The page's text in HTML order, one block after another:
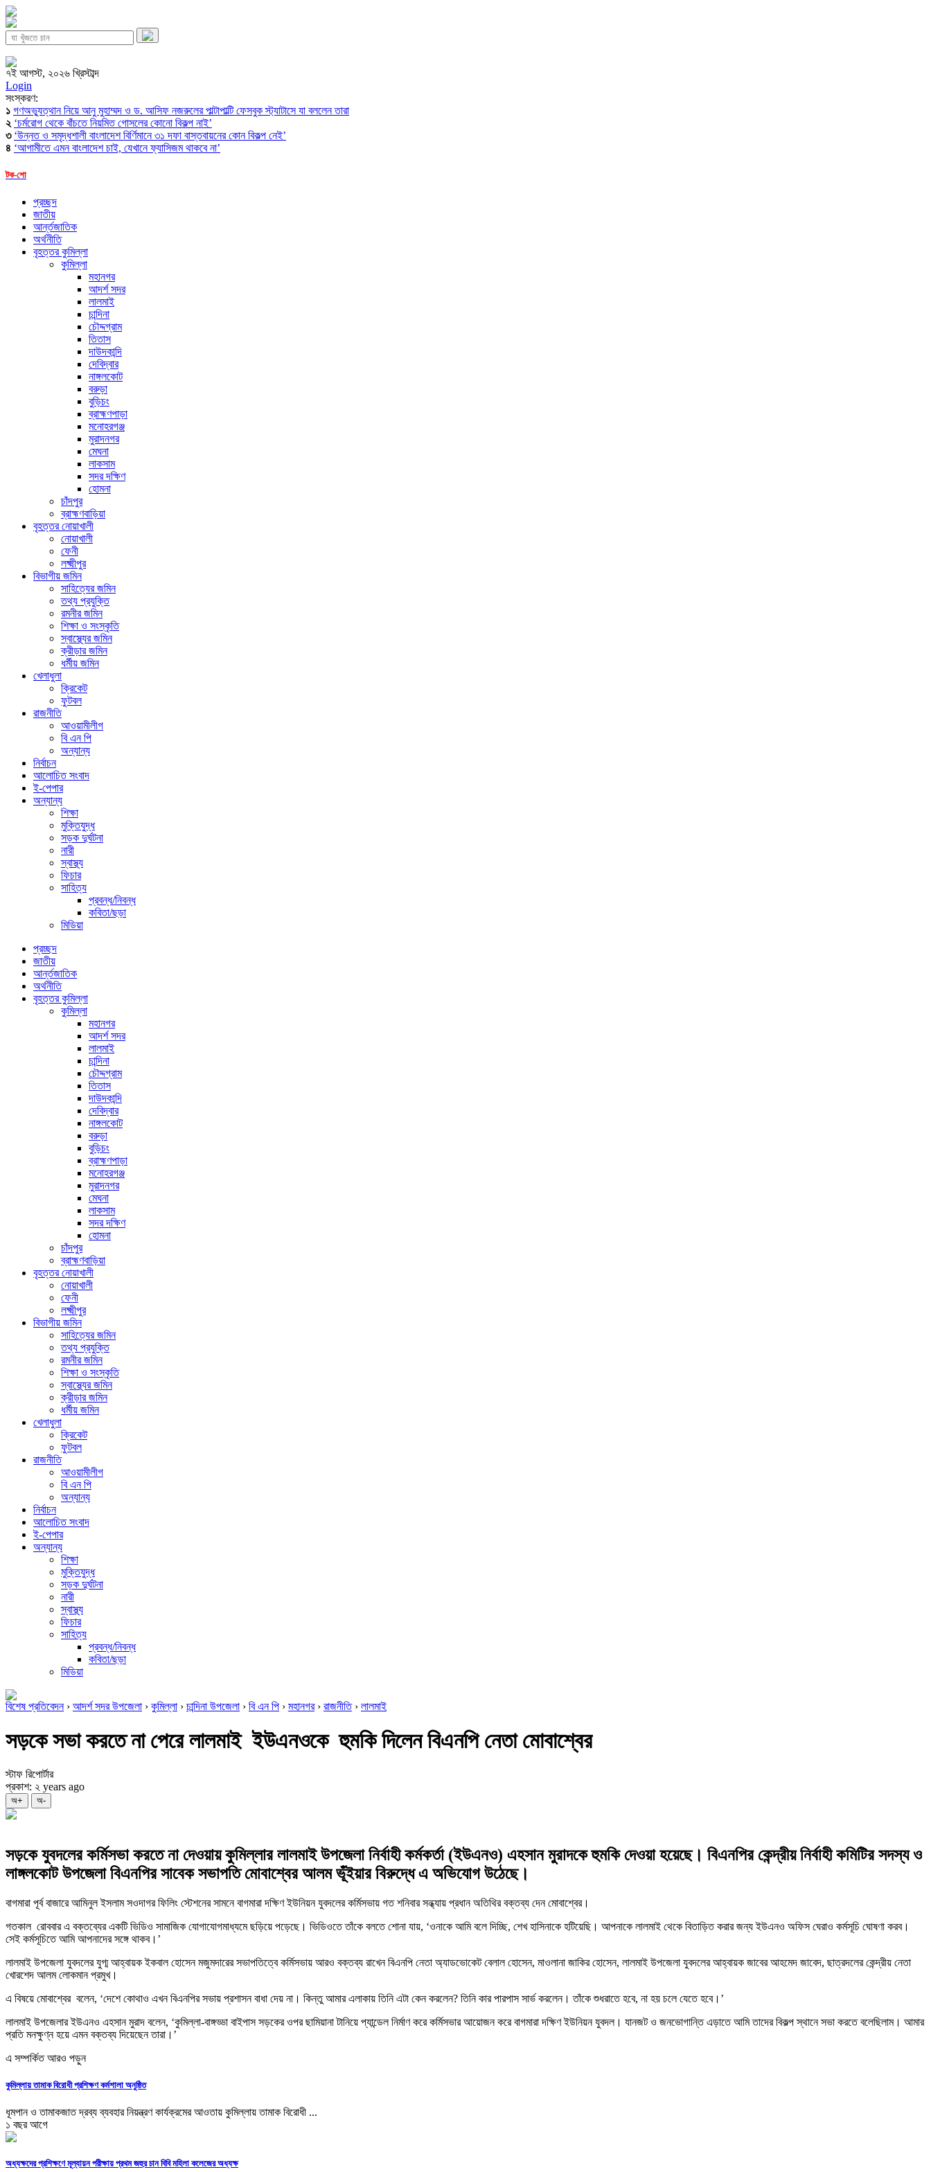
৭ই আগস্ট, ২০২৬ খ্রিস্টাব্দ
Login
সংস্করণ:
১ গণঅভ্যুত্থান নিয়ে আনু মুহাম্মদ ও ড. আসিফ নজরুলের পাল্টাপাল্টি ফেসবুক স্ট্যাটাসে যা বললেন তারা
২ ‘চর্মরোগ থেকে বাঁচতে নিয়মিত গোসলের কোনো বিকল্প নাই’
৩ ‘উন্নত ও সমৃদ্ধশালী বাংলাদেশ বির্ণিমানে ৩১ দফা বাস্তবায়নের কোন বিকল্প নেই’
৪ ‘আগামীতে এমন বাংলাদেশ চাই, যেখানে ফ্যাসিজম থাকবে না’
টক-শো
প্রচ্ছদ
জাতীয়
আর্ন্তজাতিক
অর্থনীতি
বৃহত্তর কুমিল্লা
কুমিল্লা
মহানগর
আদর্শ সদর
লালমাই
চান্দিনা
চৌদ্দগ্রাম
তিতাস
দাউদকান্দি
দেবিদ্বার
নাঙ্গলকোট
বরুড়া
বুড়িচং
ব্রাহ্মণপাড়া
মনোহরগঞ্জ
মুরাদনগর
মেঘনা
লাকসাম
সদর দক্ষিণ
হোমনা
চাঁদপুর
ব্রাহ্মণবাড়িয়া
বৃহত্তর নোয়াখালী
নোয়াখালী
ফেনী
লক্ষ্মীপুর
বিভাগীয় জমিন
সাহিত্যের জমিন
তথ্য প্রযুক্তি
রমনীর জমিন
শিক্ষা ও সংস্কৃতি
স্বাস্থ্যের জমিন
ক্রীড়ার জমিন
ধর্মীয় জমিন
খেলাধুলা
ক্রিকেট
ফুটবল
রাজনীতি
আওয়ামীলীগ
বি এন পি
অন্যান্য
নির্বাচন
আলোচিত সংবাদ
ই-পেপার
অন্যান্য
শিক্ষা
মুক্তিযুদ্ধ
সড়ক দুর্ঘটনা
নারী
স্বাস্থ্য
ফিচার
সাহিত্য
প্রবন্ধ/নিবন্ধ
কবিতা/ছড়া
মিডিয়া
প্রচ্ছদ
জাতীয়
আর্ন্তজাতিক
অর্থনীতি
বৃহত্তর কুমিল্লা
কুমিল্লা
মহানগর
আদর্শ সদর
লালমাই
চান্দিনা
চৌদ্দগ্রাম
তিতাস
দাউদকান্দি
দেবিদ্বার
নাঙ্গলকোট
বরুড়া
বুড়িচং
ব্রাহ্মণপাড়া
মনোহরগঞ্জ
মুরাদনগর
মেঘনা
লাকসাম
সদর দক্ষিণ
হোমনা
চাঁদপুর
ব্রাহ্মণবাড়িয়া
বৃহত্তর নোয়াখালী
নোয়াখালী
ফেনী
লক্ষ্মীপুর
বিভাগীয় জমিন
সাহিত্যের জমিন
তথ্য প্রযুক্তি
রমনীর জমিন
শিক্ষা ও সংস্কৃতি
স্বাস্থ্যের জমিন
ক্রীড়ার জমিন
ধর্মীয় জমিন
খেলাধুলা
ক্রিকেট
ফুটবল
রাজনীতি
আওয়ামীলীগ
বি এন পি
অন্যান্য
নির্বাচন
আলোচিত সংবাদ
ই-পেপার
অন্যান্য
শিক্ষা
মুক্তিযুদ্ধ
সড়ক দুর্ঘটনা
নারী
স্বাস্থ্য
ফিচার
সাহিত্য
প্রবন্ধ/নিবন্ধ
কবিতা/ছড়া
মিডিয়া
বিশেষ প্রতিবেদন› আদর্শ সদর উপজেলা › কুমিল্লা › চান্দিনা উপজেলা › বি এন পি › মহানগর› রাজনীতি› লালমাই
সড়কে সভা করতে না পেরে লালমাই ইউএনওকে হুমকি দিলেন বিএনপি নেতা মোবাশ্বের
স্টাফ রিপোর্টার
প্রকাশ: ২ years ago
অ+ অ-
সড়কে যুবদলের কর্মিসভা করতে না দেওয়ায় কুমিল্লার লালমাই উপজেলা নির্বাহী কর্মকর্তা (ইউএনও) এহসান মুরাদকে হুমকি দেওয়া হয়েছে। বিএনপির কেন্দ্রীয় নির্বাহী কমিটির সদস্য ও
লাঙ্গলকোট উপজেলা বিএনপির সাবেক সভাপতি মোবাশ্বের আলম ভূঁইয়ার বিরুদ্ধে এ অভিযোগ উঠেছে।
বাগমারা পূর্ব বাজারে আমিনুল ইসলাম সওদাগর ফিলিং স্টেশনের সামনে বাগমারা দক্ষিণ ইউনিয়ন যুবদলের কর্মিসভায় গত শনিবার সন্ধ্যায় প্রধান অতিথির বক্তব্য দেন মোবাশ্বের।
গতকাল রোববার এ বক্তব্যের একটি ভিডিও সামাজিক যোগাযোগমাধ্যমে ছড়িয়ে পড়েছে। ভিডিওতে তাঁকে বলতে শোনা যায়, ‘ওনাকে আমি বলে দিচ্ছি, শেখ হাসিনাকে হটিয়েছি। আপনাকে লালমাই থেকে বিতাড়িত করার জন্য ইউএনও অফিস ঘেরাও কর্মসূচি ঘোষণা করব।
সেই কর্মসূচিতে আমি আপনাদের সঙ্গে থাকব।’
লালমাই উপজেলা যুবদলের যুগ্ম আহ্বায়ক ইকবাল হোসেন মজুমদারের সভাপতিত্বে কর্মিসভায় আরও বক্তব্য রাখেন বিএনপি নেতা অ্যাডভোকেট বেলাল হোসেন, মাওলানা জাকির হোসেন, লালমাই উপজেলা যুবদলের আহ্বায়ক জাবের আহমেদ জাবেদ, ছাত্রদলের কেন্দ্রীয় নেতা
খোরশেদ আলম লোকমান প্রমুখ।
এ বিষয়ে মোবাশ্বের বলেন, ‘দেশে কোথাও এখন বিএনপির সভায় প্রশাসন বাধা দেয় না। কিন্তু আমার এলাকায় তিনি এটা কেন করলেন? তিনি কার পারপাস সার্ভ করলেন। তাঁকে শুধরাতে হবে, না হয় চলে যেতে হবে।’
লালমাই উপজেলার ইউএনও এহসান মুরাদ বলেন, ‘কুমিল্লা-বাঙ্গড্ডা বাইপাস সড়কের ওপর ছামিয়ানা টানিয়ে প্যান্ডেল নির্মাণ করে কর্মিসভার আয়োজন করে বাগমারা দক্ষিণ ইউনিয়ন যুবদল। যানজট ও জনভোগান্তি এড়াতে আমি তাদের বিকল্প স্থানে সভা করতে বলেছিলাম। আমার
প্রতি মনক্ষুণ্ন হয়ে এমন বক্তব্য দিয়েছেন তারা।’
এ সম্পর্কিত আরও পড়ুন
কুমিল্লায় তামাক বিরোধী প্রশিক্ষণ কর্মশালা অনুষ্ঠিত
ধূমপান ও তামাকজাত দ্রব্য ব্যবহার নিয়ন্ত্রণ কার্যক্রমের আওতায় কুমিল্লায় তামাক বিরোধী ...
১ বছর আগে
অধ্যক্ষদের প্রশিক্ষণে মূল্যায়ন পরীক্ষায় প্রথম জহুর চান বিবি মহিলা কলেজের অধ্যক্ষ